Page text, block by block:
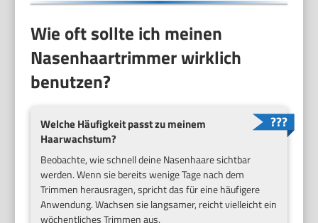
Wie oft sollte ich meinen
Nasenhaartrimmer wirklich
benutzen?
Welche Häufigkeit passt zu meinem
Haarwachstum?
Beobachte, wie schnell deine Nasenhaare sichtbar
werden. Wenn sie bereits wenige Tage nach dem
Trimmen herausragen, spricht das für eine häufigere
Anwendung. Wachsen sie langsamer, reicht vielleicht ein
wöchentliches Trimmen aus.